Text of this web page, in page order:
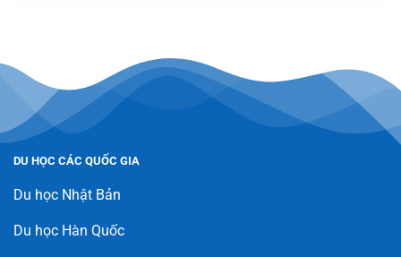
DU HỌC CÁC QUỐC GIA
Du học Nhật Bản
Du học Hàn Quốc